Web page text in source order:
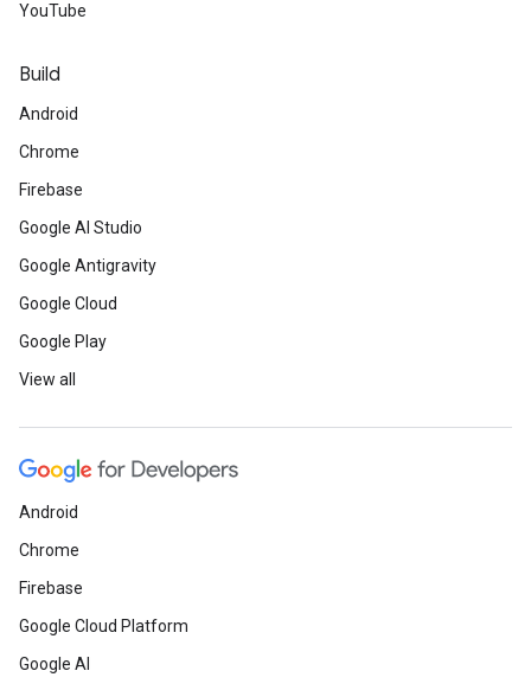
YouTube
Build
Android
Chrome
Firebase
Google AI Studio
Google Antigravity
Google Cloud
Google Play
View all
Android
Chrome
Firebase
Google Cloud Platform
Google AI